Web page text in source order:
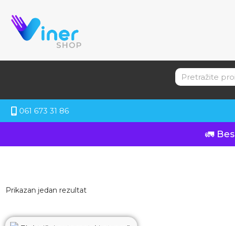
061 673 31 86
🚛
Prikazan jedan rezultat